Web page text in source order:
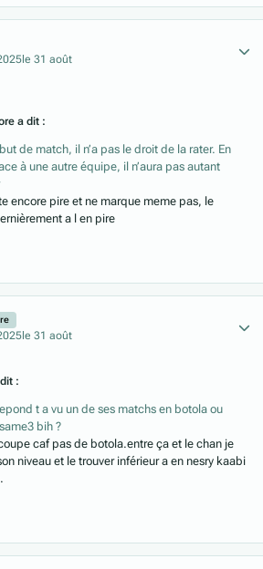
le 31 août
a dit :
de match, il n’a pas le droit de la rater. En
à une autre équipe, il n’aura pas autant
encore pire et ne marque meme pas, le
a l en pire
le 31 août
:
t a vu un de ses matchs en botola ou
bih ?
caf pas de botola.entre ça et le chan je
niveau et le trouver inférieur a en nesry kaabi